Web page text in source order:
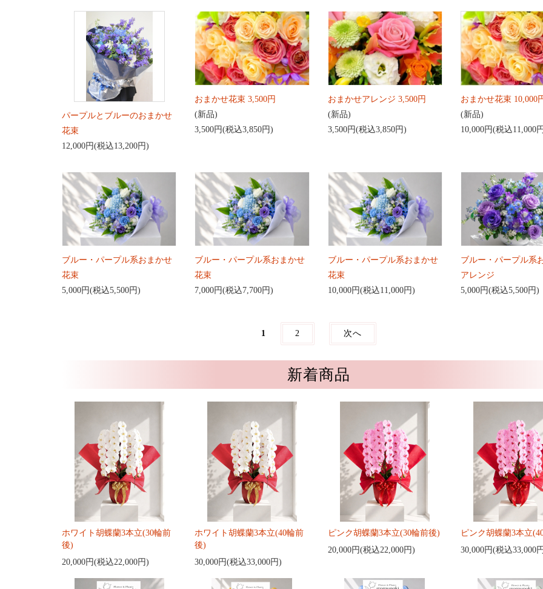
パープルとブルーのおまかせ
花束
12,000円(税込13,200円)
おまかせ花束 3,500円
(新品)
3,500円(税込3,850円)
おまかせアレンジ 3,500円
(新品)
3,500円(税込3,850円)
おまかせ花束 10,000
(新品)
10,000円(税込11,000
ブルー・パープル系おまかせ
花束
5,000円(税込5,500円)
ブルー・パープル系おまかせ
花束
7,000円(税込7,700円)
ブルー・パープル系おまかせ
花束
10,000円(税込11,000円)
ブルー・パープル系
アレンジ
5,000円(税込5,500円)
1 2 次へ
新着商品
ホワイト胡蝶蘭3本立(30輪前
後)
20,000円(税込22,000円)
ホワイト胡蝶蘭3本立(40輪前
後)
30,000円(税込33,000円)
ピンク胡蝶蘭3本立(30輪前後)
20,000円(税込22,000円)
ピンク胡蝶蘭3本立
30,000円(税込33,000